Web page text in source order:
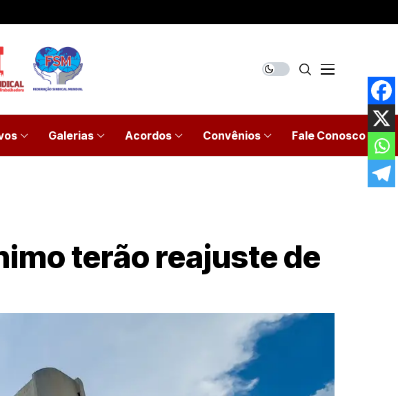
Galerias Acordos Convênios Fale Conosco
terão reajuste de